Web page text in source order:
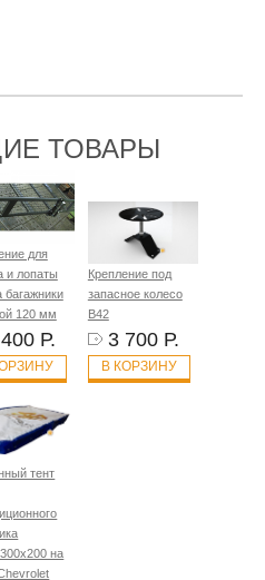
ТОВАРЫ
для
и лопаты
багажники
120 мм
Р.
Крепление под
запасное колесо
B42
3 700 Р.
В КОРЗИНУ
тент
на